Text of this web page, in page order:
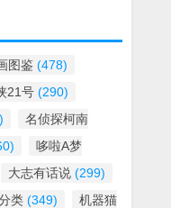
图鉴 (478)
21号 (290)
名侦探柯南
哆啦A梦
大志有话说 (299)
类 (349)
机器猫